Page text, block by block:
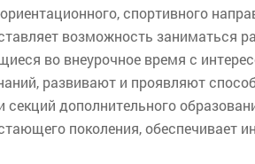
спортивного
возможность заниматься
во внеурочное время с
развивают и проявляют
дополнительного
поколения, обеспечивает